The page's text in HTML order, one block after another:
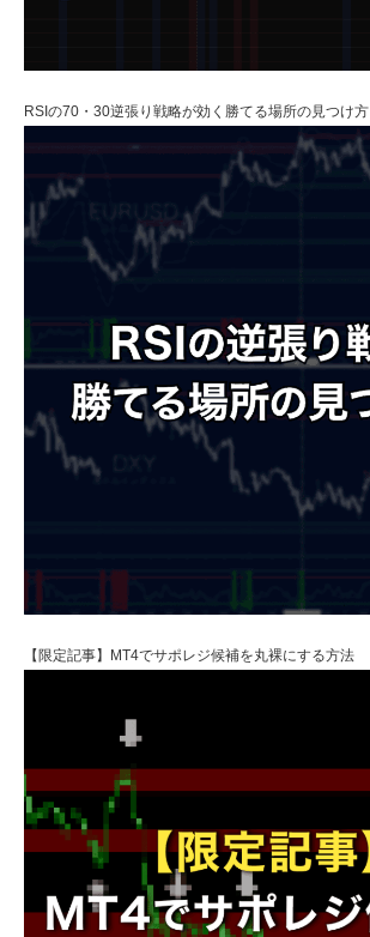
RSIの70・30逆張り戦略が効く勝てる場所の見つけ方
【限定記事】MT4でサポレジ候補を丸裸にする方法